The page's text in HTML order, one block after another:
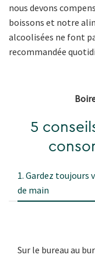
nous devons
boissons et notre
alcoolisées ne font
recommandée
5
1. Gardez toujours
de main
Sur le bureau au